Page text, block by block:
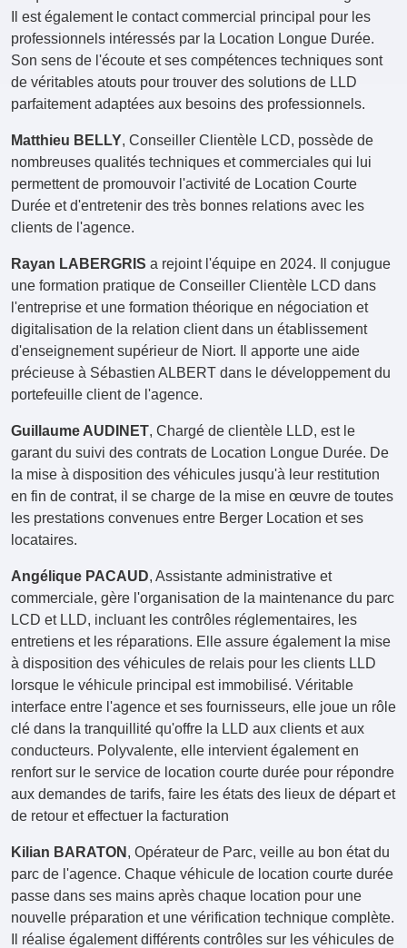
Il est également le contact commercial principal pour les
professionnels intéressés par la Location Longue Durée.
Son sens de l'écoute et ses compétences techniques sont
de véritables atouts pour trouver des solutions de LLD
parfaitement adaptées aux besoins des professionnels.
Matthieu BELLY, Conseiller Clientèle LCD, possède de
nombreuses qualités techniques et commerciales qui lui
permettent de promouvoir l'activité de Location Courte
Durée et d'entretenir des très bonnes relations avec les
clients de l'agence.
Rayan LABERGRIS a rejoint l'équipe en 2024. Il conjugue
une formation pratique de Conseiller Clientèle LCD dans
l'entreprise et une formation théorique en négociation et
digitalisation de la relation client dans un établissement
d'enseignement supérieur de Niort. Il apporte une aide
précieuse à Sébastien ALBERT dans le développement du
portefeuille client de l'agence.
Guillaume AUDINET, Chargé de clientèle LLD, est le
garant du suivi des contrats de Location Longue Durée. De
la mise à disposition des véhicules jusqu'à leur restitution
en fin de contrat, il se charge de la mise en œuvre de toutes
les prestations convenues entre Berger Location et ses
locataires.
Angélique PACAUD, Assistante administrative et
commerciale, gère l'organisation de la maintenance du parc
LCD et LLD, incluant les contrôles réglementaires, les
entretiens et les réparations. Elle assure également la mise
à disposition des véhicules de relais pour les clients LLD
lorsque le véhicule principal est immobilisé. Véritable
interface entre l'agence et ses fournisseurs, elle joue un rôle
clé dans la tranquillité qu'offre la LLD aux clients et aux
conducteurs. Polyvalente, elle intervient également en
renfort sur le service de location courte durée pour répondre
aux demandes de tarifs, faire les états des lieux de départ et
de retour et effectuer la facturation
Kilian BARATON , Opérateur de Parc, veille au bon état du
parc de l'agence. Chaque véhicule de location courte durée
passe dans ses mains après chaque location pour une
nouvelle préparation et une vérification technique complète.
Il réalise également différents contrôles sur les véhicules de